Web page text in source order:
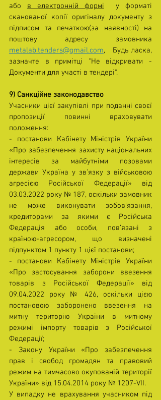
або в електронній формі у форматі
сканованої копії оригіналу документу з
підписом та печаткою(за наявності) на
metalab.tenders@gmail.com,   Будь ласка,
зазначте в примітці "Не відкривати -
Документи для участі в тендері".
9) Санкційне законодавство
Учасники цієї закупівлі при поданні своєї
пропозиції повинні враховувати
положення:
- постанови Кабінету Міністрів України
«Про забезпечення захисту національних
інтересів за майбутніми позовами
держави Україна у зв’язку з військовою
агресією Російської Федерації» від
03.03.2022 року № 187, оскільки замовник
не може виконувати зобов’язання,
кредиторами за якими є Російська
Федерація або особи, пов’язані з
країною-агресором, що визначені
підпунктом 1 пункту 1 цієї постанови;
- постанови Кабінету Міністрів України
«Про застосування заборони ввезення
товарів з Російської Федерації» від
09.04.2022 року № 426, оскільки цією
постановою заборонено ввезення на
митну територію України в митному
режимі імпорту товарів з Російської
Федерації;
- Закону України «Про забезпечення
прав і свобод громадян та правовий
режим на тимчасово окупованій території
України» від 15.04.2014 року № 1207-VII.
У випадку не врахування учасником під